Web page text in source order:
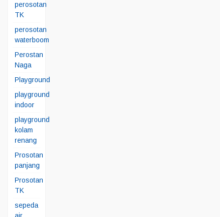
perosotan
TK
perosotan
waterboom
Perostan
Naga
Playground
playground
indoor
playground
kolam
renang
Prosotan
panjang
Prosotan
TK
sepeda